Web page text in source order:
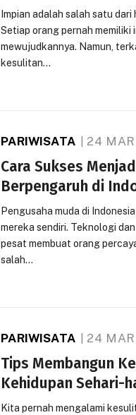
Impian adalah salah satu
Setiap orang pernah memiliki
mewujudkannya. Namun,
kesulitan…
PARIWISATA 24
Cara Sukses
Berpengaruh di
Pengusaha muda di
mereka sendiri. Teknologi
pesat membuat orang
salah…
PARIWISATA 24
Tips Membangun
Kehidupan Sehari-
Kita pernah mengalami